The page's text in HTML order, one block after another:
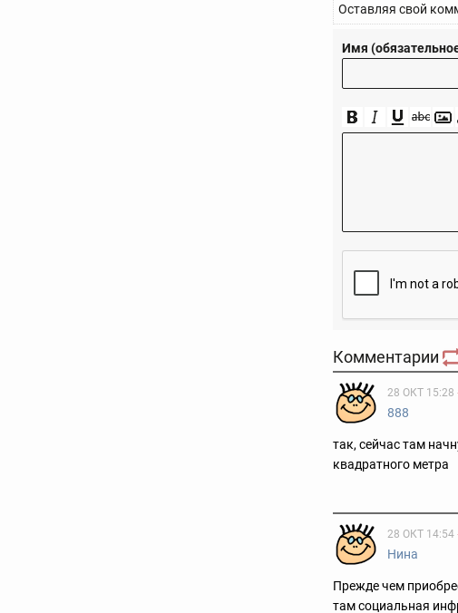
Оставляя свой
Имя
Комментарии
28 ОКТ 15:28
888
так, сейчас там
квадратного метра
28 ОКТ 14:54
Нина
Прежде чем
там социальная